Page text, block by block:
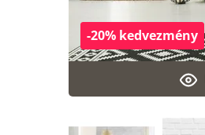
-20% kedvezmény